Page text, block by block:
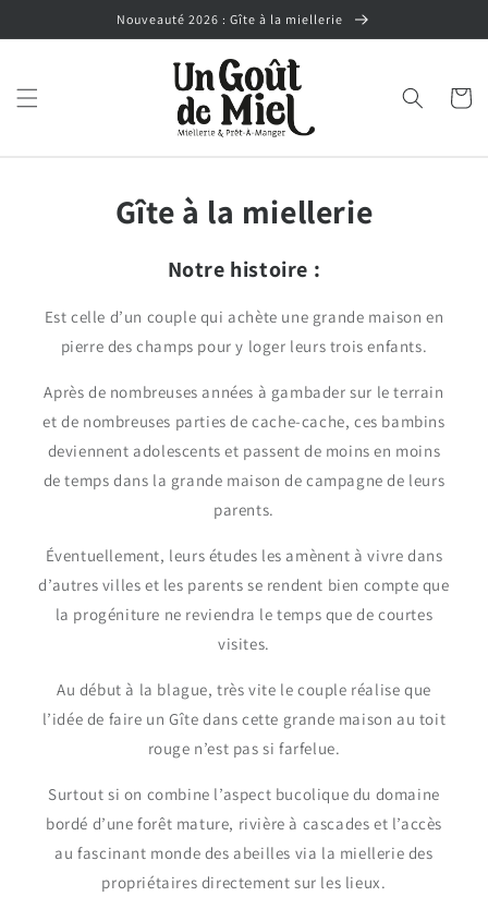
au
Nouveauté 2026 : Gîte à la miellerie
Panier
Gîte à la miellerie
Notre histoire :
Est celle d’un couple qui achète une grande maison en
pierre des champs pour y loger leurs trois enfants.
Après de nombreuses années à gambader sur le terrain
et de nombreuses parties de cache-cache, ces bambins
deviennent adolescents et passent de moins en moins
de temps dans la grande maison de campagne de leurs
parents.
Éventuellement, leurs études les amènent à vivre dans
d’autres villes et les parents se rendent bien compte que
la progéniture ne reviendra le temps que de courtes
visites.
Au début à la blague, très vite le couple réalise que
l’idée de faire un Gîte dans cette grande maison au toit
rouge n’est pas si farfelue.
Surtout si on combine l’aspect bucolique du domaine
bordé d’une forêt mature, rivière à cascades et l’accès
au fascinant monde des abeilles via la miellerie des
propriétaires directement sur les lieux.